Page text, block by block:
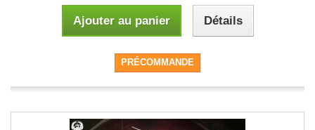
Ajouter au panier Détails
PRÉCOMMANDE